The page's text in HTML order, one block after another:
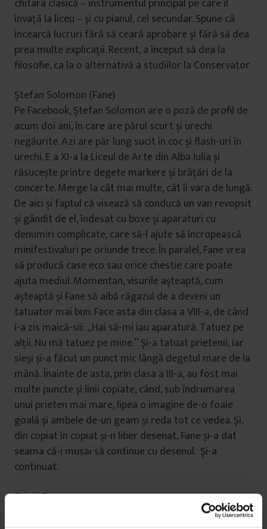
învață la liceu – și cu pianul, cel secundar. Spune că
încearcă lucruri fără să ceară aprobare și fără să dea
prea multe explicații. Recent, a început să dea la
filosofie, ca la o alternativă a studiilor la Conservator.
Ștefan Solomon (Fane)
Pe Facebook, Ștefan Solomon are o poză de profil de
acum doi ani, în care are părul scurt și urechi
negăurite. Azi are păr lung sucit în coc și flash-uri în
urechi. E a XI-a la Liceul de Arte din Alba Iulia și
răsucește printre degete markere și brățări de la
concerte. Merge la cât mai multe, cât îi vara de lungă.
De aici și faptul că visează să conducă un van revopsit
și gândit de el, îndesat cu boxe și aparaturi cu
denumiri complicate, care să-l ajute să încropească
minifestivaluri pe oriunde trece. În paralel, Fane vrea
să producă case eco sau orice chestie care poate
ajuta mediul. Momentan, visurile așteaptă, cum
așteaptă și Fane să aibă răgazul de a deveni un
tatuator mai bun. Face asta din clasa a VIII-a, de când
i-a zis maică-sii: „Hai să-mi iau aparatură. Tatuez pe
alții. Nu mă tatuez pe mine.” Și-a tatuat prietenii, iar
sieși și-a făcut un punct mic lângă degetul mare de la
mână. Înainte de asta, prin clasa a III-a, au fost mai
multe puncte și linii copiate, când, sub îndrumarea
unui prieten mai mare, lipea o imagine de-o foaie
goală și ambele de-un geam și reda tot ce vedea. Și,
din copiat în copiat și-n liber desenat, Fane și-a dat
seama că-i musai să continue cu desenul. Și-a
continuat.
Cristi Ciapa
Cristi e din Micești, un sat de lângă Alba Iulia. Are 17